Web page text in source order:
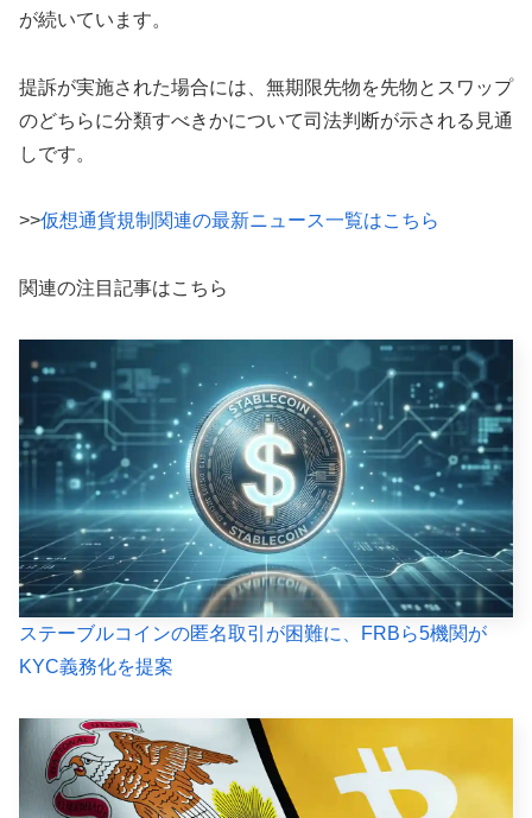
が続いています。
提訴が実施された場合には、無期限先物を先物とスワップ
のどちらに分類すべきかについて司法判断が示される見通
しです。
>>仮想通貨規制関連の最新ニュース一覧はこちら
関連の注目記事はこちら
ステーブルコインの匿名取引が困難に、FRBら5機関が
KYC義務化を提案